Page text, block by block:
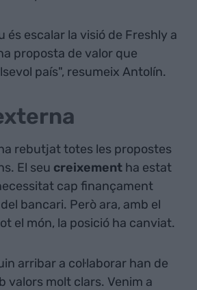
és escalar la visió de Freshly a
proposta de valor que
país", resumeix Antolín.
rebutjat totes les propostes
El seu creixement ha estat
cap finançament
bancari. Però ara, amb el
el món, la posició ha canviat.
arribar a col·laborar han de
valors molt clars. Venim a